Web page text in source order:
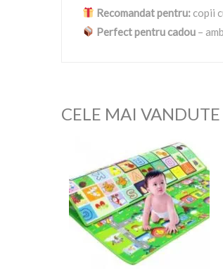
Recomandat pentru: copii
Perfect pentru cadou –
CELE MAI VANDUTE